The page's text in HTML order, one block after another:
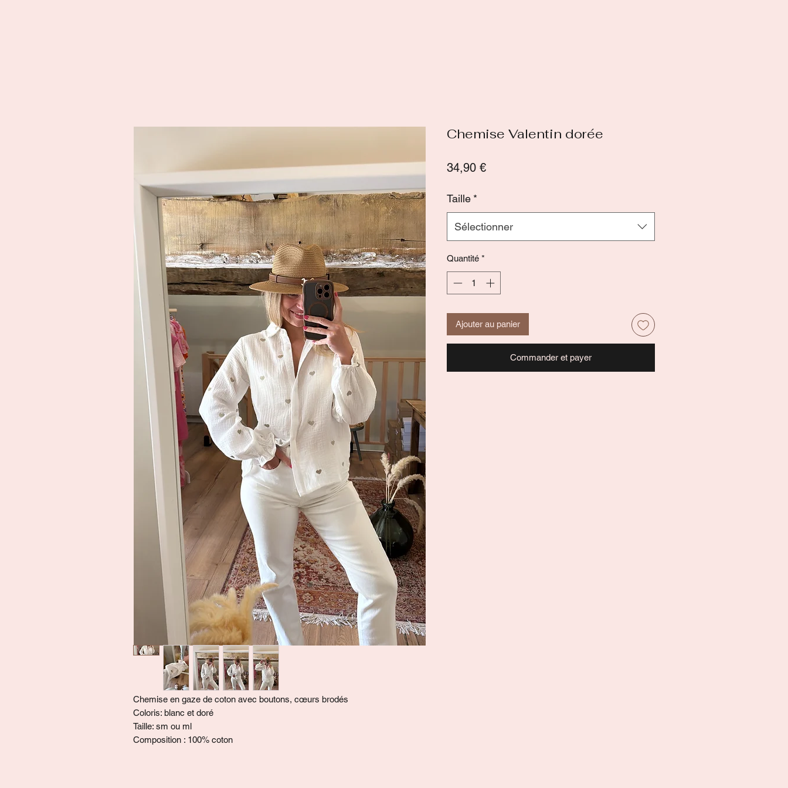
Chemise en gaze de coton avec boutons, cœurs brodés
Coloris: blanc et doré
Taille: sm ou ml
Composition : 100% coton
Chemise Valentin dorée
34,90 €Prix
Taille *
Sélectionner
Quantité *
Ajouter au panier
Commander et payer